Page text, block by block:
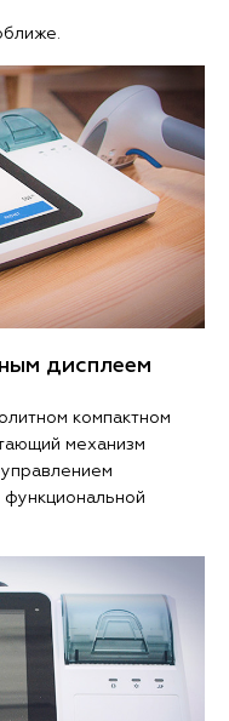
дисплеем
компактном
механизм